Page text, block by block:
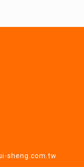
sheng.com.tw